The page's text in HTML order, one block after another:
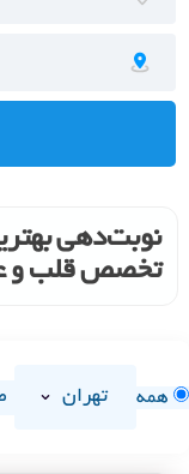
نوبت‌دهی
تخصص قلب و
همه تهران